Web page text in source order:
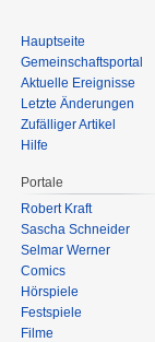
Hauptseite
Gemeinschafts­portal
Aktuelle Ereignisse
Letzte Änderungen
Zufälliger Artikel
Hilfe
Portale
Robert Kraft
Sascha Schneider
Selmar Werner
Comics
Hörspiele
Festspiele
Filme